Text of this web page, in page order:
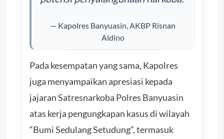
— Kapolres Banyuasin, AKBP Risnan
Aldino
Pada kesempatan yang sama, Kapolres
juga menyampaikan apresiasi kepada
jajaran Satresnarkoba Polres Banyuasin
atas kerja pengungkapan kasus di wilayah
“Bumi Sedulang Setudung”, termasuk